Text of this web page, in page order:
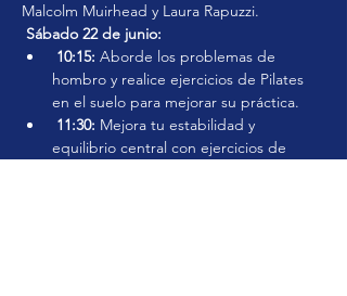
Malcolm Muirhead y Laura Rapuzzi.
Sábado 22 de junio:
10:15: Aborde los problemas de
hombro y realice ejercicios de Pilates
en el suelo para mejorar su práctica.
11:30: Mejora tu estabilidad y
equilibrio central con ejercicios de